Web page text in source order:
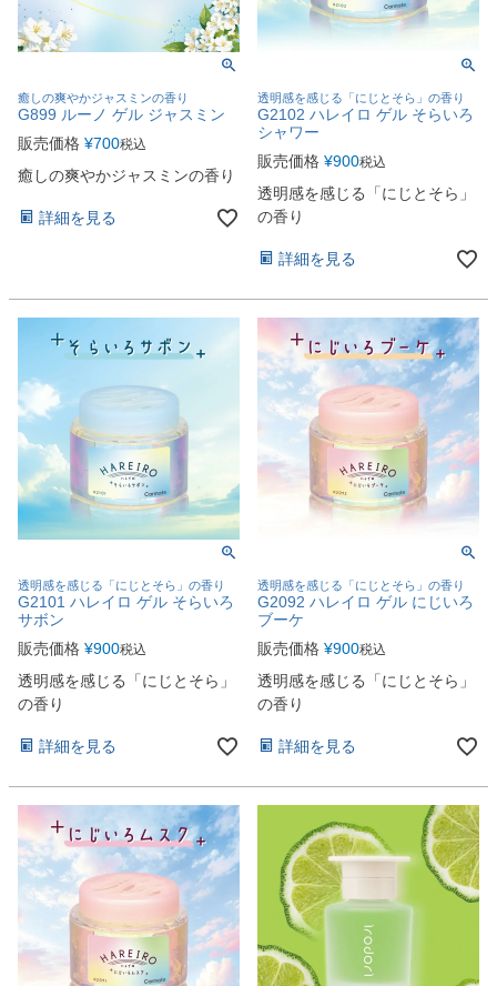
癒しの爽やかジャスミンの香り
G899 ルーノ ゲル ジャスミン
販売価格 ¥700税込
癒しの爽やかジャスミンの香り
詳細を見る
透明感を感じる「にじとそら」の香り
G2102 ハレイロ ゲル そらいろ
シャワー
販売価格 ¥900税込
透明感を感じる「にじとそら」
の香り
詳細を見る
透明感を感じる「にじとそら」の香り
G2101 ハレイロ ゲル そらいろ
サボン
販売価格 ¥900税込
透明感を感じる「にじとそら」
の香り
詳細を見る
透明感を感じる「にじとそら」の香り
G2092 ハレイロ ゲル にじいろ
ブーケ
販売価格 ¥900税込
透明感を感じる「にじとそら」
の香り
詳細を見る